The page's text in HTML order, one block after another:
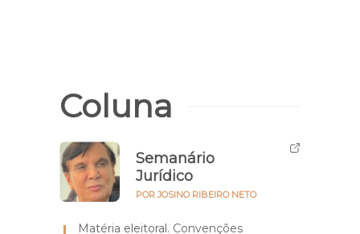
Coluna
Semanário
Jurídico
POR JOSINO RIBEIRO NETO
Matéria eleitoral. Convenções